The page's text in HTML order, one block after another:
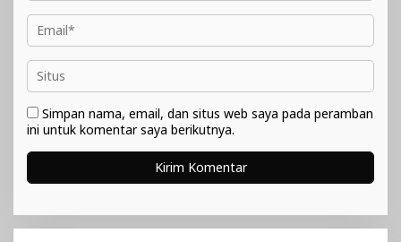
Simpan nama, email, dan situs web saya pada peramban
ini untuk komentar saya berikutnya.